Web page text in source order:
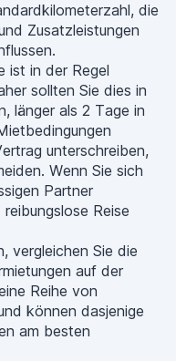
die
Zusatzleistungen
ist in der Regel
sollten Sie dies in
länger als 2 Tage in
unterschreiben,
Wenn Sie sich
Partner
Reise
vergleichen Sie die
auf der
Reihe von
können dasjenige
am besten